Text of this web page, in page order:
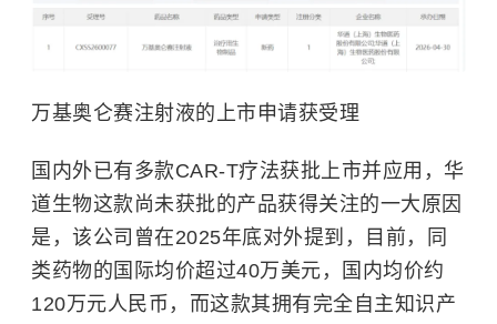
万基奥仑赛注射液的上市申请获受理
国内外已有多款CAR-T疗法获批上市并应用，华
道生物这款尚未获批的产品获得关注的一大原因
是，该公司曾在2025年底对外提到，目前，同
类药物的国际均价超过40万美元，国内均价约
120万元人民币，而这款其拥有完全自主知识产